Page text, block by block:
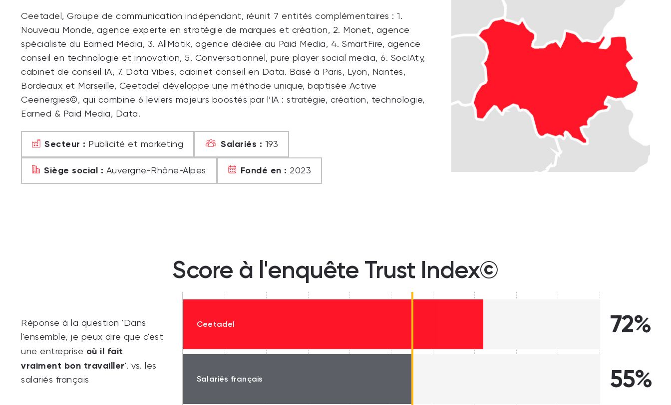
Ceetadel, Groupe de communication indépendant, réunit 7 entités complémentaires : 1.
Nouveau Monde, agence experte en stratégie de marques et création, 2. Monet, agence
spécialiste du Earned Media, 3. AllMatik, agence dédiée au Paid Media, 4. SmartFire, agence
conseil en technologie et innovation, 5. Conversationnel, pure player social media, 6. SocIAty,
cabinet de conseil IA, 7. Data Vibes, cabinet conseil en Data. Basé à Paris, Lyon, Nantes,
Bordeaux et Marseille, Ceetadel développe une méthode unique, baptisée Active
Ceenergies©, qui combine 6 leviers majeurs boostés par l’IA : stratégie, création, technologie,
Earned & Paid Media, Data.
Secteur : Publicité et marketing Salariés : 193
Siège social : Auvergne-Rhône-Alpes Fondé en : 2023
Score à l'enquête Trust Index©
Réponse à la question 'Dans
l'ensemble, je peux dire que c'est
une entreprise où il fait
vraiment bon travailler'. vs. les
salariés français
Ceetadel 72%
Salariés français 55%